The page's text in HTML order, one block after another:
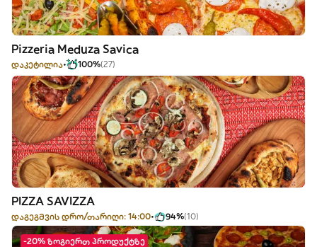
Pizzeria Meduza Savica
დაკეტილია 100%(27)
PIZZA SAVIZZA
დაგეგმვის დრო/თარიღი: 14:00 94%(10)
-20% ზოგიერთ პროდუქტზე